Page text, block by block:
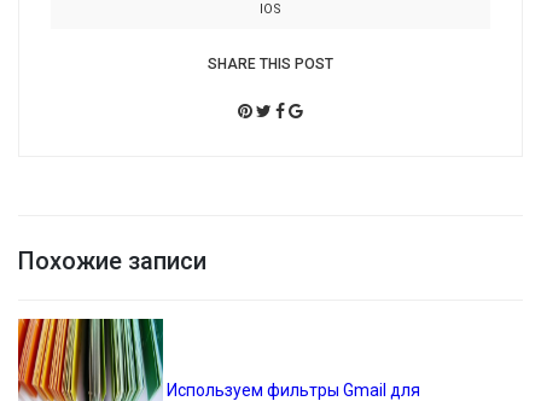
IOS
SHARE THIS POST
Похожие записи
Используем фильтры Gmail для